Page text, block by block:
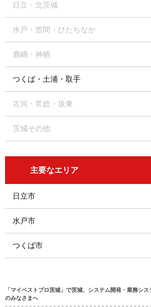
日立・北茨城
水戸・笠間・ひたちなか
鹿嶋・神栖
つくば・土浦・取手
古河・常総・坂東
茨城その他
主要なエリア
日立市
水戸市
つくば市
「マイベストプロ茨城」で茨城、システム開発・業務シ
のみなさまへ